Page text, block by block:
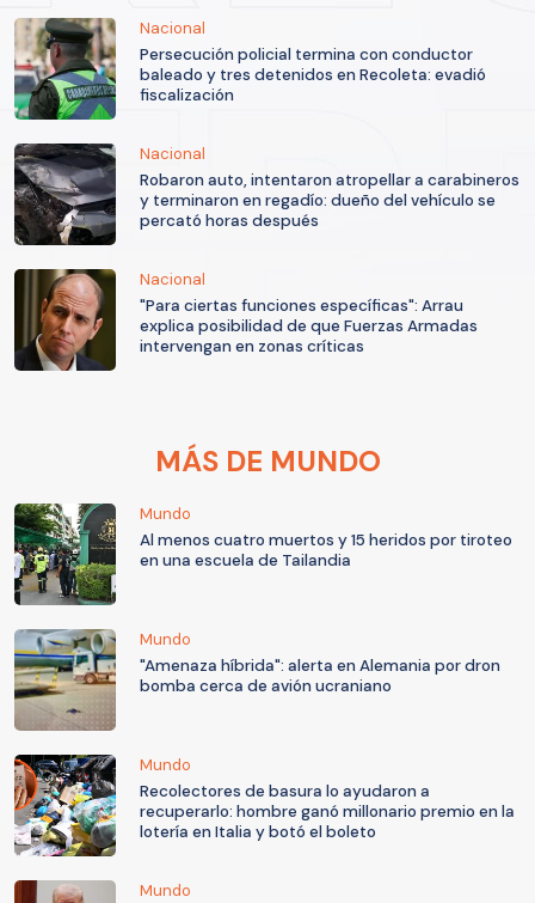
Nacional
Persecución policial termina con conductor
baleado y tres detenidos en Recoleta: evadió
fiscalización
Nacional
Robaron auto, intentaron atropellar a carabineros
y terminaron en regadío: dueño del vehículo se
percató horas después
Nacional
"Para ciertas funciones específicas": Arrau
explica posibilidad de que Fuerzas Armadas
intervengan en zonas críticas
MÁS DE MUNDO
Mundo
Al menos cuatro muertos y 15 heridos por tiroteo
en una escuela de Tailandia
Mundo
"Amenaza híbrida": alerta en Alemania por dron
bomba cerca de avión ucraniano
Mundo
Recolectores de basura lo ayudaron a
recuperarlo: hombre ganó millonario premio en la
lotería en Italia y botó el boleto
Mundo